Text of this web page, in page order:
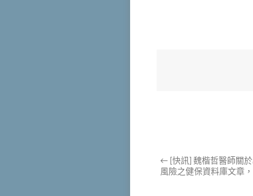
← [快訊] 魏楷哲醫師關
風險之健保資料庫文章，